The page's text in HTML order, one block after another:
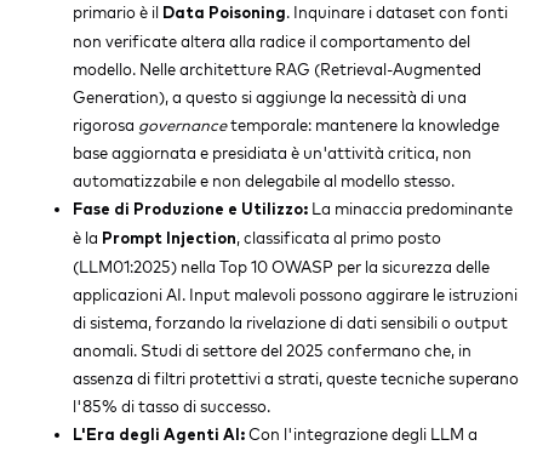
primario è il Data Poisoning. Inquinare i dataset con fonti
non verificate altera alla radice il comportamento del
modello. Nelle architetture RAG (Retrieval-Augmented
Generation), a questo si aggiunge la necessità di una
rigorosa governancetemporale: mantenere la knowledge
base aggiornata e presidiata è un'attività critica, non
automatizzabile e non delegabile al modello stesso.
Fase di Produzione e Utilizzo: La minaccia predominante
è la Prompt Injection, classificata al primo posto
(LLM01:2025) nella Top 10 OWASP per la sicurezza delle
applicazioni AI. Input malevoli possono aggirare le istruzioni
di sistema, forzando la rivelazione di dati sensibili o output
anomali. Studi di settore del 2025 confermano che, in
assenza di filtri protettivi a strati, queste tecniche superano
l'85% di tasso di successo.
L'Era degli Agenti AI: Con l'integrazione degli LLM a